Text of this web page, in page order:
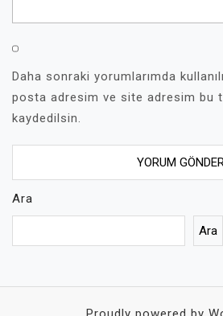
Daha sonraki yorumlarımda
posta adresim ve site adresim bu
kaydedilsin.
Ara
Ara